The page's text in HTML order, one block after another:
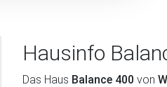
Hausinfo
Das Haus Balance 400 von